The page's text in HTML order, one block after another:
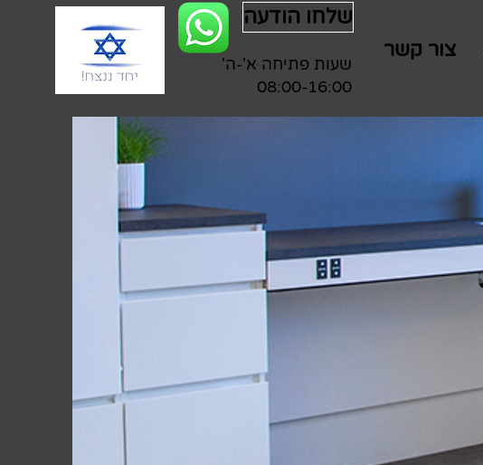
שלחו הודעה
שעות פתיחה א'-ה'
08:00-16:00
צור קשר